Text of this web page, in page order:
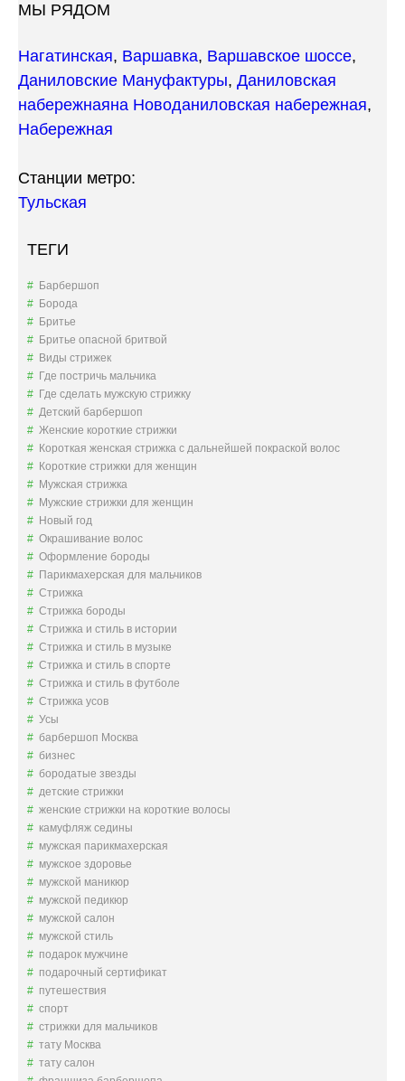
МЫ РЯДОМ
Нагатинская, Варшавка, Варшавское шоссе,
Даниловские Мануфактуры, Даниловская
набережнаяна Новоданиловская набережная,
Набережная
Станции метро:
Тульская
ТЕГИ
Барбершоп
Борода
Бритье
Бритье опасной бритвой
Виды стрижек
Где постричь мальчика
Где сделать мужскую стрижку
Детский барбершоп
Женские короткие стрижки
Короткая женская стрижка с дальнейшей покраской волос
Короткие стрижки для женщин
Мужская стрижка
Мужские стрижки для женщин
Новый год
Окрашивание волос
Оформление бороды
Парикмахерская для мальчиков
Стрижка
Стрижка бороды
Стрижка и стиль в истории
Стрижка и стиль в музыке
Стрижка и стиль в спорте
Стрижка и стиль в футболе
Стрижка усов
Усы
барбершоп Москва
бизнес
бородатые звезды
детские стрижки
женские стрижки на короткие волосы
камуфляж седины
мужская парикмахерская
мужское здоровье
мужской маникюр
мужской педикюр
мужской салон
мужской стиль
подарок мужчине
подарочный сертификат
путешествия
спорт
стрижки для мальчиков
тату Москва
тату салон